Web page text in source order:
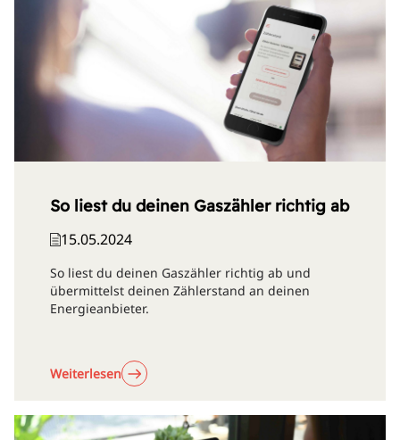
So liest du deinen Gaszähler richtig ab
15.05.2024
So liest du deinen Gaszähler richtig ab und
übermittelst deinen Zählerstand an deinen
Energieanbieter.
Weiterlesen